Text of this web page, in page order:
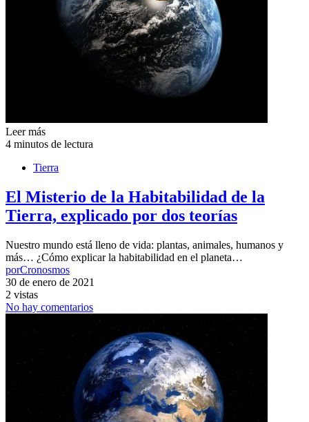
Leer más
4 minutos de lectura
Tierra
El Misterio de la Habitabilidad de la
Tierra, explicado por dos teorías
Nuestro mundo está lleno de vida: plantas, animales, humanos y
más… ¿Cómo explicar la habitabilidad en el planeta…
porCronosmos
30 de enero de 2021
2 vistas
No hay comentarios